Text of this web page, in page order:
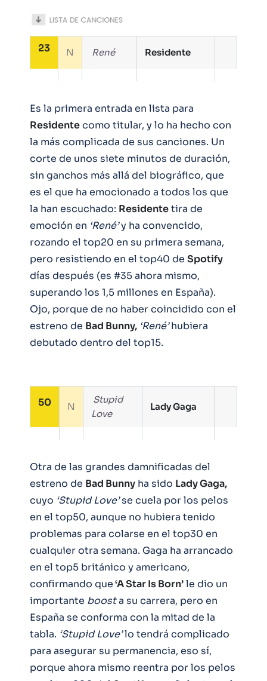
23 N René Residente
Es la primera entrada en lista para
Residentecomo titular, y lo ha hecho con
la más complicada de sus canciones. Un
corte de unos siete minutos de duración,
sin ganchos más allá del biográfico, que
es el que ha emocionado a todos los que
la han escuchado: Residentetira de
emoción en ‘René’y ha convencido,
rozando el top20 en su primera semana,
pero resistiendo en el top40 de Spotify
días después (es #35 ahora mismo,
superando los 1,5 millones en España).
Ojo, porque de no haber coincidido con el
estreno de Bad Bunny, ‘René’hubiera
debutado dentro del top15.
50 N
Stupid
Love
Lady Gaga
Otra de las grandes damnificadas del
estreno de Bad Bunny ha sido Lady Gaga,
cuyo ‘Stupid Love’se cuela por los pelos
en el top50, aunque no hubiera tenido
problemas para colarse en el top30 en
cualquier otra semana. Gaga ha arrancado
en el top5 británico y americano,
confirmando que‘A Star Is Born’le dio un
importante boosta su carrera, pero en
España se conforma con la mitad de la
tabla. ‘Stupid Love’lo tendrá complicado
para asegurar su permanencia, eso sí,
porque ahora mismo reentra por los pelos